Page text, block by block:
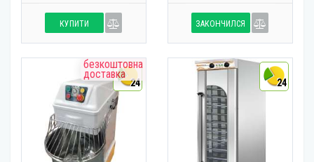
КУПИТИ ЗАКОНЧИЛСЯ
безкоштовна
доставка
24 24